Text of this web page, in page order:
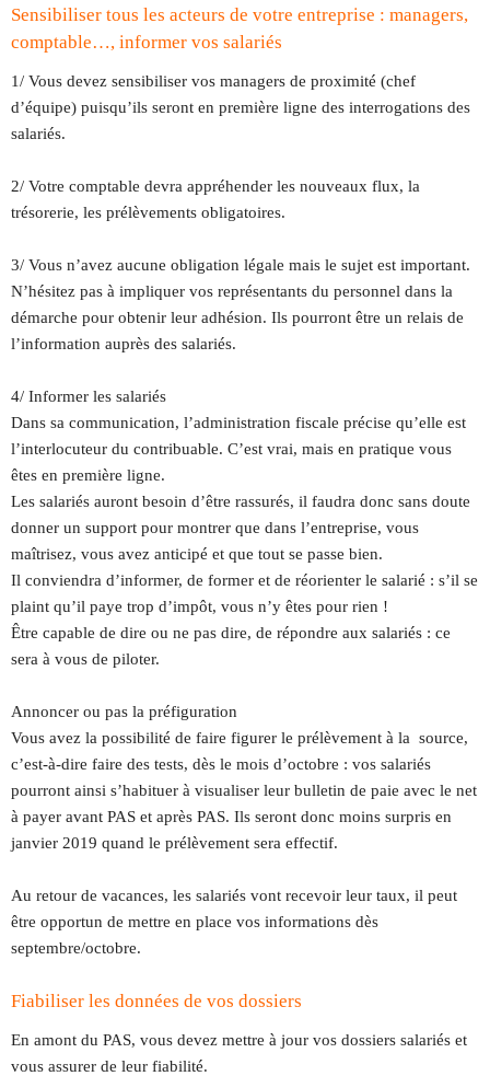
Sensibiliser tous les acteurs de votre entreprise : managers,
comptable…, informer vos salariés
1/ Vous devez sensibiliser vos managers de proximité (chef
d’équipe) puisqu’ils seront en première ligne des interrogations des
salariés.
2/ Votre comptable devra appréhender les nouveaux flux, la
trésorerie, les prélèvements obligatoires.
3/ Vous n’avez aucune obligation légale mais le sujet est important.
N’hésitez pas à impliquer vos représentants du personnel dans la
démarche pour obtenir leur adhésion. Ils pourront être un relais de
l’information auprès des salariés.
4/ Informer les salariés
Dans sa communication, l’administration fiscale précise qu’elle est
l’interlocuteur du contribuable. C’est vrai, mais en pratique vous
êtes en première ligne.
Les salariés auront besoin d’être rassurés, il faudra donc sans doute
donner un support pour montrer que dans l’entreprise, vous
maîtrisez, vous avez anticipé et que tout se passe bien.
Il conviendra d’informer, de former et de réorienter le salarié : s’il se
plaint qu’il paye trop d’impôt, vous n’y êtes pour rien !
Être capable de dire ou ne pas dire, de répondre aux salariés : ce
sera à vous de piloter.
Annoncer ou pas la préfiguration
Vous avez la possibilité de faire figurer le prélèvement à la source,
c’est-à-dire faire des tests, dès le mois d’octobre : vos salariés
pourront ainsi s’habituer à visualiser leur bulletin de paie avec le net
à payer avant PAS et après PAS. Ils seront donc moins surpris en
janvier 2019 quand le prélèvement sera effectif.
Au retour de vacances, les salariés vont recevoir leur taux, il peut
être opportun de mettre en place vos informations dès
septembre/octobre.
Fiabiliser les données de vos dossiers
En amont du PAS, vous devez mettre à jour vos dossiers salariés et
vous assurer de leur fiabilité.